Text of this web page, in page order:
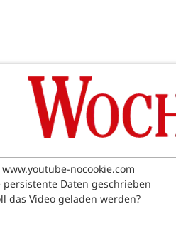
nocookie.com
Daten geschrieben
das Video geladen werden?